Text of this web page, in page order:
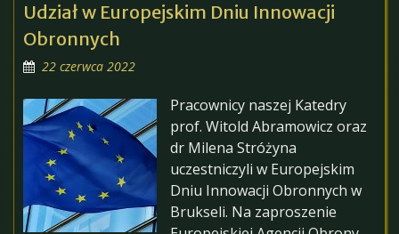
Udział w Europejskim Dniu Innowacji
Obronnych
22 czerwca 2022
Pracownicy naszej Katedry
prof. Witold Abramowicz oraz
dr Milena Stróżyna
uczestniczyli w Europejskim
Dniu Innowacji Obronnych w
Brukseli. Na zaproszenie